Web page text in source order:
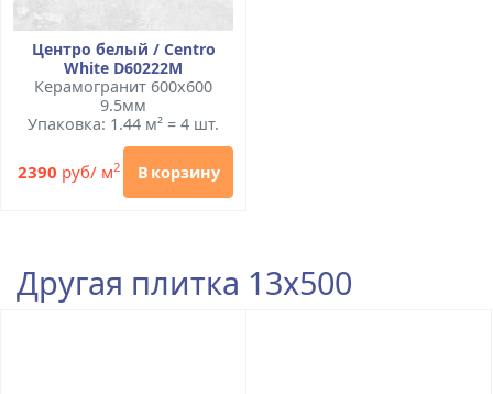
Центро белый / Centro
White D60222M
Керамогранит 600x600
9.5мм
Упаковка: 1.44 м² = 4 шт.
2390 руб/ м2 В корзину
Другая плитка 13x500